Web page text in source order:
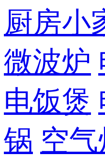
厨房小
微波炉
电饭煲
锅 空